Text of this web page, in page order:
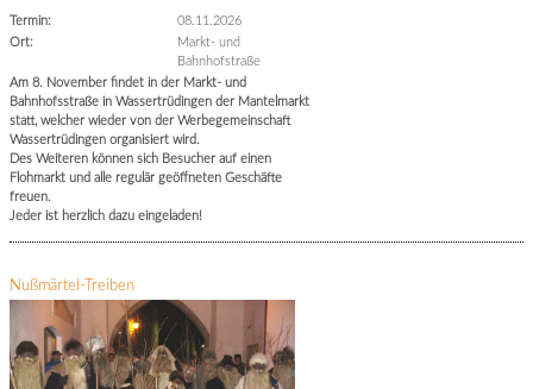
Termin:
08.11.2026
Ort:
Markt- und
Bahnhofstraße
Am 8. November findet in der Markt- und
Bahnhofsstraße in Wassertrüdingen der Mantelmarkt
statt, welcher wieder von der Werbegemeinschaft
Wassertrüdingen organisiert wird.
Des Weiteren können sich Besucher auf einen
Flohmarkt und alle regulär geöffneten Geschäfte
freuen.
Jeder ist herzlich dazu eingeladen!
Nußmärtel-Treiben